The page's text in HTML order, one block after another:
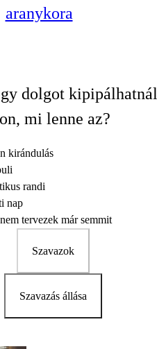
aranykora
dolgot kipipálhatnál
mi lenne az?
kirándulás
randi
nap
tervezek már semmit
Szavazok
Szavazás állása